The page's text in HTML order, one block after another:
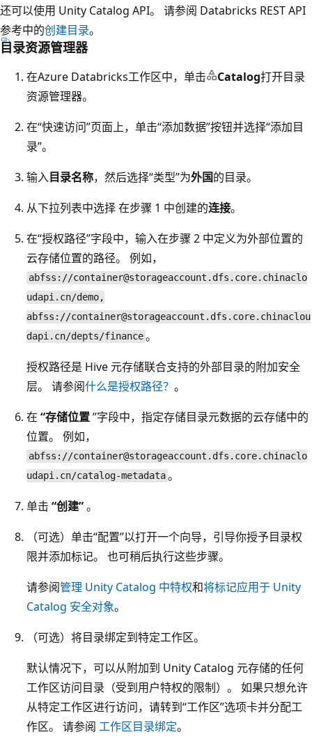
还可以使用 Unity Catalog API。 请参阅 Databricks REST API
参考中的创建目录。
目录资源管理器
在Azure Databricks工作区中，单击 Catalog打开目录
资源管理器。
在“快速访问”页面上，单击“添加数据”按钮并选择“添加目
录”。
输入目录名称，然后选择“类型”为外国的目录。
从下拉列表中选择 在步骤 1 中创建的连接。
在“授权路径”字段中，输入在步骤 2 中定义为外部位置的
云存储位置的路径。 例如，
abfss://container@storageaccount.dfs.core.chinaclo
udapi.cn/demo,
abfss://container@storageaccount.dfs.core.chinaclou
dapi.cn/depts/finance。
授权路径是 Hive 元存储联合支持的外部目录的附加安全
层。 请参阅什么是授权路径？ 。
在 “存储位置”字段中，指定存储目录元数据的云存储中的
位置。 例如，
abfss://container@storageaccount.dfs.core.chinaclo
udapi.cn/catalog-metadata。
单击 “创建”。
（可选）单击“配置”以打开一个向导，引导你授予目录权
限并添加标记。 也可稍后执行这些步骤。
请参阅管理 Unity Catalog 中特权和将标记应用于 Unity
Catalog 安全对象。
（可选）将目录绑定到特定工作区。
默认情况下，可以从附加到 Unity Catalog 元存储的任何
工作区访问目录（受到用户特权的限制）。 如果只想允许
从特定工作区进行访问，请转到“工作区”选项卡并分配工
作区。
请参阅 工作区目录绑定。